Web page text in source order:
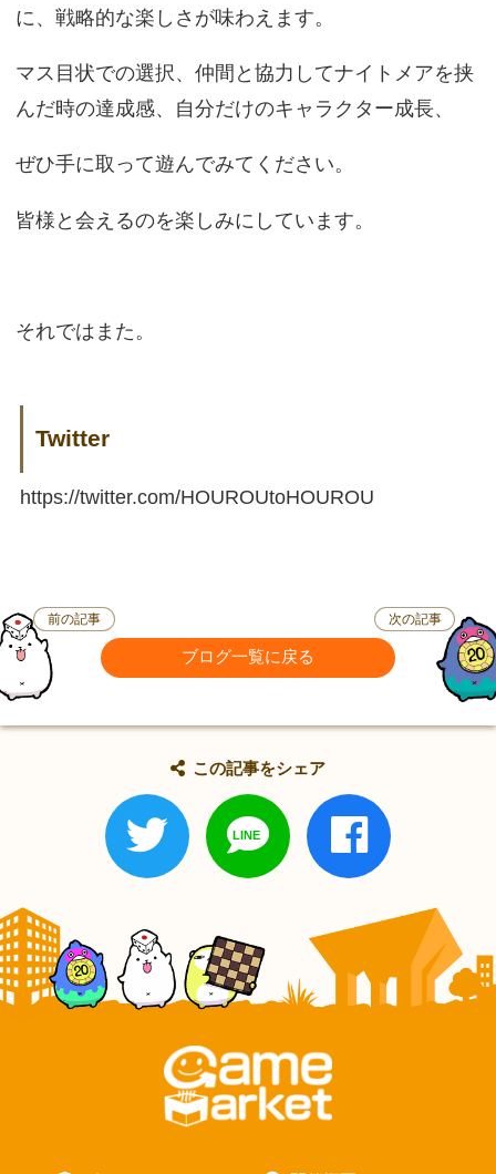
に、戦略的な楽しさが味わえます。
マス目状での選択、仲間と協力してナイトメアを挟
んだ時の達成感、自分だけのキャラクター成長、
ぜひ手に取って遊んでみてください。
皆様と会えるのを楽しみにしています。
それではまた。
Twitter
https://twitter.com/HOUROUtoHOUROU
前の記事
ブログ一覧に戻る
次の記事
この記事をシェア